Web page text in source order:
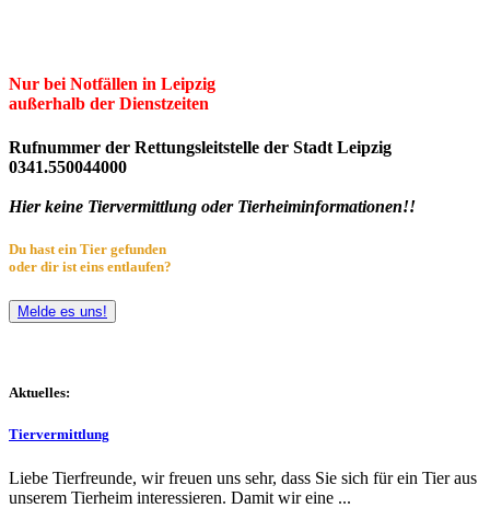
Nur bei Notfällen in Leipzig
außerhalb der Dienstzeiten
Rufnummer der Rettungsleitstelle der Stadt Leipzig
0341.550044000
Hier keine Tiervermittlung oder Tierheiminformationen!!
Du hast ein Tier gefunden
oder dir ist eins entlaufen?
Melde es uns!
Aktuelles:
Tiervermittlung
Liebe Tierfreunde, wir freuen uns sehr, dass Sie sich für ein Tier aus
unserem Tierheim interessieren. Damit wir eine ...